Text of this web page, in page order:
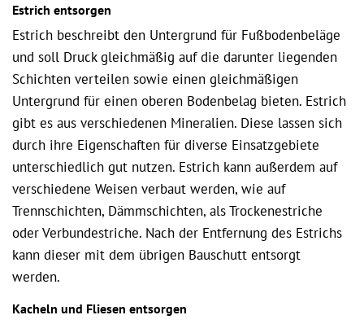
Estrich entsorgen
Estrich beschreibt den Untergrund für Fußbodenbeläge
und soll Druck gleichmäßig auf die darunter liegenden
Schichten verteilen sowie einen gleichmäßigen
Untergrund für einen oberen Bodenbelag bieten. Estrich
gibt es aus verschiedenen Mineralien. Diese lassen sich
durch ihre Eigenschaften für diverse Einsatzgebiete
unterschiedlich gut nutzen. Estrich kann außerdem auf
verschiedene Weisen verbaut werden, wie auf
Trennschichten, Dämmschichten, als Trockenestriche
oder Verbundestriche. Nach der Entfernung des Estrichs
kann dieser mit dem übrigen Bauschutt entsorgt
werden.
Kacheln und Fliesen entsorgen